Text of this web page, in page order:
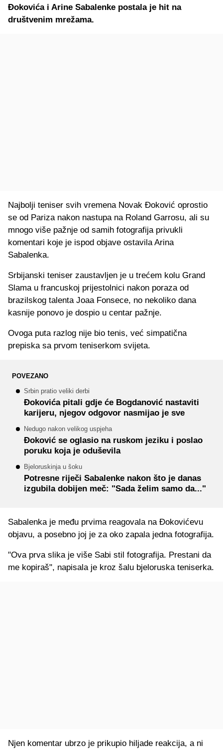
Đokovića i Arine Sabalenke postala je hit na
društvenim mrežama.
Najbolji teniser svih vremena Novak Đoković oprostio
se od Pariza nakon nastupa na Roland Garrosu, ali su
mnogo više pažnje od samih fotografija privukli
komentari koje je ispod objave ostavila Arina
Sabalenka.
Srbijanski teniser zaustavljen je u trećem kolu Grand
Slama u francuskoj prijestolnici nakon poraza od
brazilskog talenta Joaa Fonsece, no nekoliko dana
kasnije ponovo je dospio u centar pažnje.
Ovoga puta razlog nije bio tenis, već simpatična
prepiska sa prvom teniserkom svijeta.
POVEZANO
Srbin pratio veliki derbi
Đokovića pitali gdje će Bogdanović nastaviti
karijeru, njegov odgovor nasmijao je sve
Nedugo nakon velikog uspjeha
Đoković se oglasio na ruskom jeziku i poslao
poruku koja je oduševila
Bjeloruskinja u šoku
Potresne riječi Sabalenke nakon što je danas
izgubila dobijen meč: "Sada želim samo da..."
Sabalenka je među prvima reagovala na Đokovićevu
objavu, a posebno joj je za oko zapala jedna fotografija.
"Ova prva slika je više Sabi stil fotografija. Prestani da
me kopiraš", napisala je kroz šalu bjeloruska teniserka.
Njen komentar ubrzo je prikupio hiljade reakcija, a ni